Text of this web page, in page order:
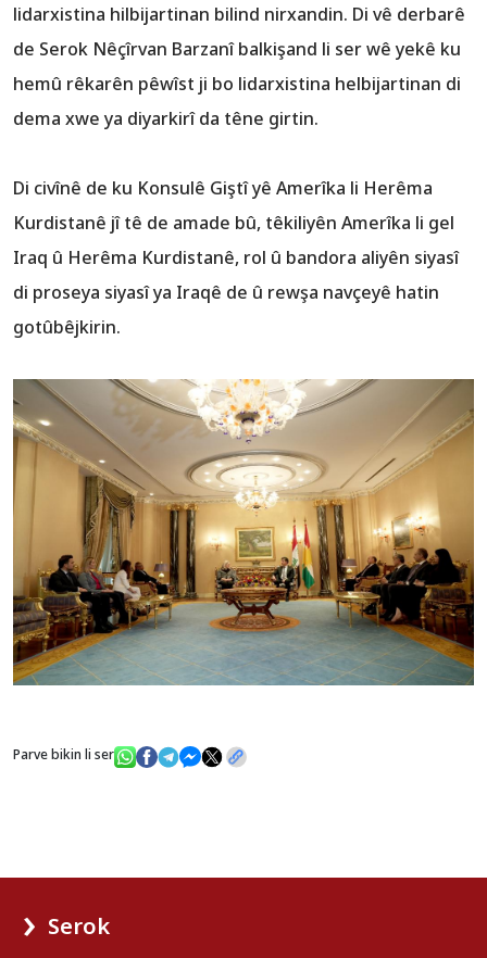
lidarxistina hilbijartinan bilind nirxandin. Di vê derbarê
de Serok Nêçîrvan Barzanî balkişand li ser wê yekê ku
hemû rêkarên pêwîst ji bo lidarxistina helbijartinan di
dema xwe ya diyarkirî da têne girtin.
Di civînê de ku Konsulê Giştî yê Amerîka li Herêma
Kurdistanê jî tê de amade bû, têkiliyên Amerîka li gel
Iraq û Herêma Kurdistanê, rol û bandora aliyên siyasî
di proseya siyasî ya Iraqê de û rewşa navçeyê hatin
gotûbêjkirin.
Parve bikin li ser
Serok